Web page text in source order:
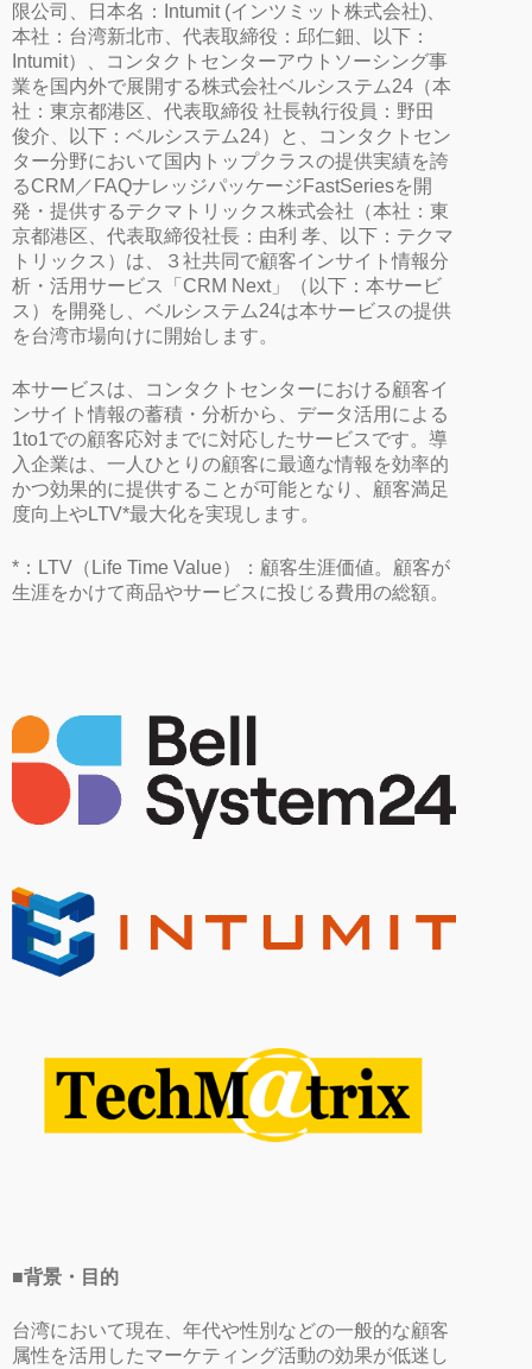
限公司、日本名：Intumit (インツミット株式会社)、
本社：台湾新北市、代表取締役：邱仁鈿、以下：
Intumit）、コンタクトセンターアウトソーシング事
業を国内外で展開する株式会社ベルシステム24（本
社：東京都港区、代表取締役 社長執行役員：野田
俊介、以下：ベルシステム24）と、コンタクトセン
ター分野において国内トップクラスの提供実績を誇
るCRM／FAQナレッジパッケージFastSeriesを開
発・提供するテクマトリックス株式会社（本社：東
京都港区、代表取締役社長：由利 孝、以下：テクマ
トリックス）は、３社共同で顧客インサイト情報分
析・活用サービス「CRM Next」（以下：本サービ
ス）を開発し、ベルシステム24は本サービスの提供
を台湾市場向けに開始します。
本サービスは、コンタクトセンターにおける顧客イ
ンサイト情報の蓄積・分析から、データ活用による
1to1での顧客応対までに対応したサービスです。導
入企業は、一人ひとりの顧客に最適な情報を効率的
かつ効果的に提供することが可能となり、顧客満足
度向上やLTV*最大化を実現します。
*：LTV（Life Time Value）：顧客生涯価値。顧客が
生涯をかけて商品やサービスに投じる費用の総額。
■背景・目的
台湾において現在、年代や性別などの一般的な顧客
属性を活用したマーケティング活動の効果が低迷し